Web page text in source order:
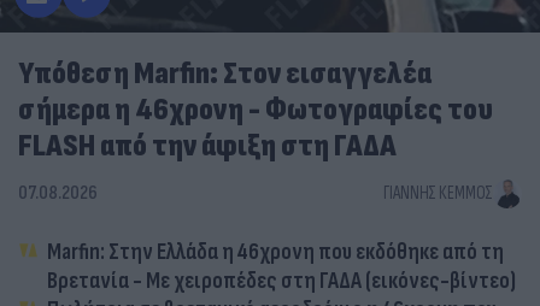
Υπόθεση Marfin: Στον εισαγγελέα
σήμερα η 46χρονη - Φωτογραφίες του
FLASH από την άφιξη στη ΓΑΔΑ
07.08.2026 ΓΙΆΝΝΗΣ ΚΈΜΜΟΣ
Marfin: Στην Ελλάδα η 46χρονη που εκδόθηκε από τη
Βρετανία - Με χειροπέδες στη ΓΑΔΑ (εικόνες-βίντεο)